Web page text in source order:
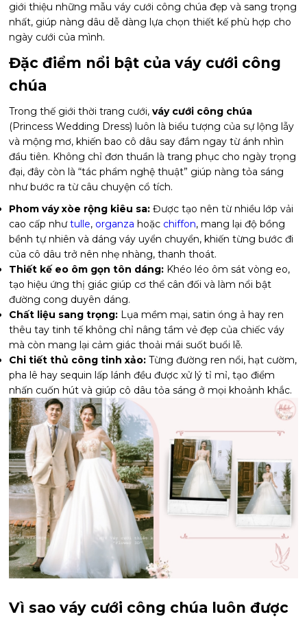
giới thiệu những mẫu váy cưới công chúa đẹp và sang trọng
nhất, giúp nàng dâu dễ dàng lựa chọn thiết kế phù hợp cho
ngày cưới của mình.
Đặc điểm nổi bật của váy cưới công
chúa
Trong thế giới thời trang cưới,váy cưới công chúa
(Princess Wedding Dress) luôn là biểu tượng của sự lộng lẫy
và mộng mơ, khiến bao cô dâu say đắm ngay từ ánh nhìn
đầu tiên. Không chỉ đơn thuần là trang phục cho ngày trọng
đại, đây còn là “tác phẩm nghệ thuật” giúp nàng tỏa sáng
như bước ra từ câu chuyện cổ tích.
Phom váy xòe rộng kiêu sa: Được tạo nên từ nhiều lớp vải
cao cấp nhưtulle, organza hoặc chiffon, mang lại độ bồng
bềnh tự nhiên và dáng váy uyển chuyển, khiến từng bước đi
của cô dâu trở nên nhẹ nhàng, thanh thoát.
Thiết kế eo ôm gọn tôn dáng: Khéo léo ôm sát vòng eo,
tạo hiệu ứng thị giác giúp cơ thể cân đối và làm nổi bật
đường cong duyên dáng.
Chất liệu sang trọng: Lụa mềm mại, satin óng ả hay ren
thêu tay tinh tế không chỉ nâng tầm vẻ đẹp của chiếc váy
mà còn mang lại cảm giác thoải mái suốt buổi lễ.
Chi tiết thủ công tinh xảo: Từng đường ren nổi, hạt cườm,
pha lê hay sequin lấp lánh đều được xử lý tỉ mỉ, tạo điểm
nhấn cuốn hút và giúp cô dâu tỏa sáng ở mọi khoảnh khắc.
Vì sao váy cưới công chúa luôn được